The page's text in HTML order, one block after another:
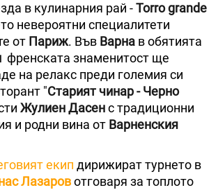
в кулинарния рай -Torro grande
невероятни специалитети
от Париж. Във Варна в обятията
френската знаменитост ще
на релакс преди големия си
"Старият чинар - Черно
Жулиен Дасенс традиционни
и родни вина от Варненския
екип дирижират турнето в
Лазаровотговаря за топлото